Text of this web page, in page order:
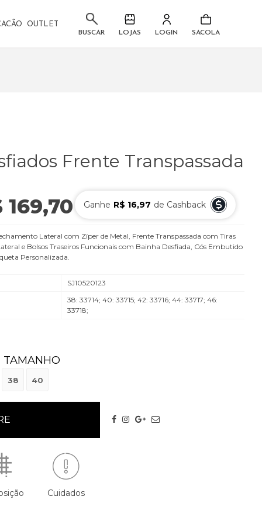
BUSCAR LOJAS LOGIN SACOLA
OUTLET
Frente Transpassada
169,70 ou6xdeR$ 28,28
Ganhe R$ 16,97 de Cashback
Lateral com Zíper de Metal, Frente Transpassada com Tiras
e Bolsos Traseiros Funcionais com Bainha Desfiada, Cós Embutido
Personalizada.
SJ10520123
38: 33714; 40: 33715; 42: 33716; 44: 33717; 46:
33718;
TAMANHO
38 40
Cuidados